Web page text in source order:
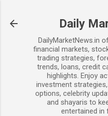
Daily
DailyMarketNews.in
financial markets,
trading strategies,
trends, loans, credit
highlights. Enjoy
investment
options, celebrity
and shayaris to
entertained in